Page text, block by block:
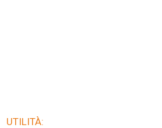
UTILITÀ: